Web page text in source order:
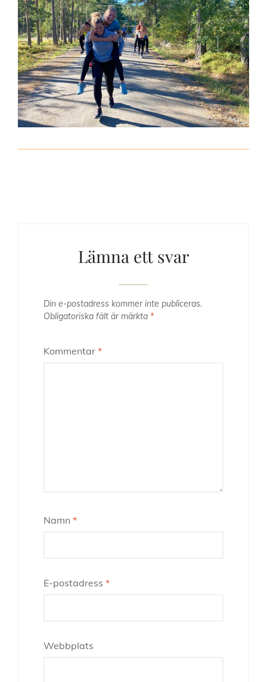
Lämna ett svar
Din e-postadress kommer inte publiceras.
Obligatoriska fält är märkta *
Kommentar *
Namn *
E-postadress *
Webbplats